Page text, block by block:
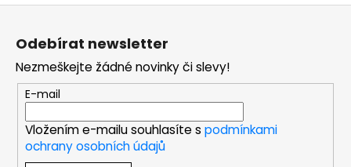
Z
Odebírat newsletter
Nezmeškejte žádné novinky či slevy!
E-mail
Vložením e-mailu souhlasíte s podmínkami
ochrany osobních údajů